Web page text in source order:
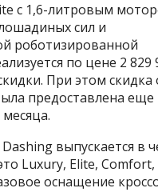
с 1,6-литровым
сил и
роботизированной
по цене 2 829
При этом скидка
предоставлена еще
выпускается в
Luxury, Elite,
оснащение